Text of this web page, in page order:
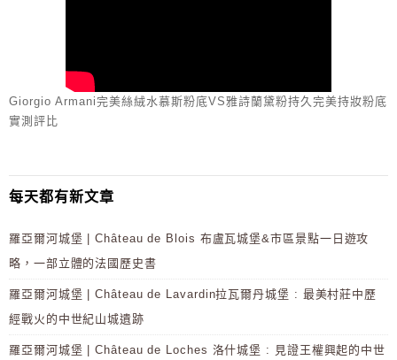
Giorgio Armani完美絲絨水慕斯粉底VS雅詩蘭黛粉持久完美持妝粉底
實測評比
每天都有新文章
羅亞爾河城堡 | Château de Blois 布盧瓦城堡&市區景點一日遊攻
略，一部立體的法國歷史書
羅亞爾河城堡 | Château de Lavardin拉瓦爾丹城堡 : 最美村莊中歷
經戰火的中世紀山城遺跡
羅亞爾河城堡 | Château de Loches 洛什城堡 : 見證王權興起的中世